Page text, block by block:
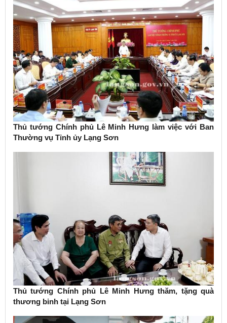
Thủ tướng Chính phủ Lê Minh Hưng làm việc với Ban
Thường vụ Tỉnh ủy Lạng Sơn
Thủ tướng Chính phủ Lê Minh Hưng thăm, tặng quà
thương binh tại Lạng Sơn